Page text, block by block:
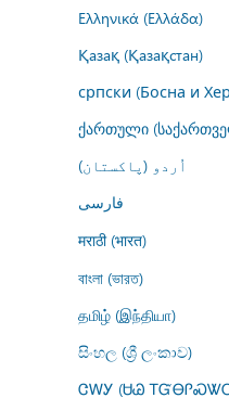
Ελληνικά (Ελλάδα)
Қазақ (Қазақстан)
српски (Босна и
ქართული
اُردو (پاکستان)
فارسى
मराठी (भारत)
বাংলা (ভারত)
தமிழ் (இந்தியா)
සිංහල (ශ්‍රී ලංකාව)
ᏣᎳᎩ (ᏌᏊ